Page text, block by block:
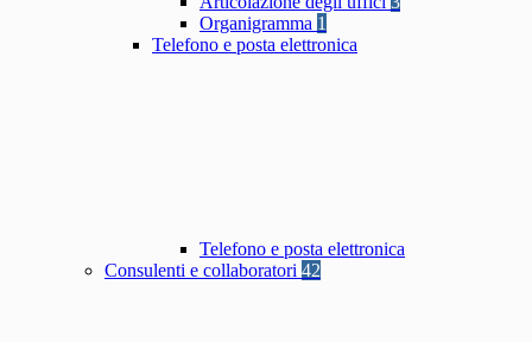
Organigramma 1
Telefono e posta elettronica
Telefono e posta elettronica
Consulenti e collaboratori 42